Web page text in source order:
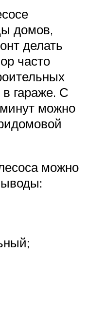
домов,
делать
часто
в гараже. С
можно
можно